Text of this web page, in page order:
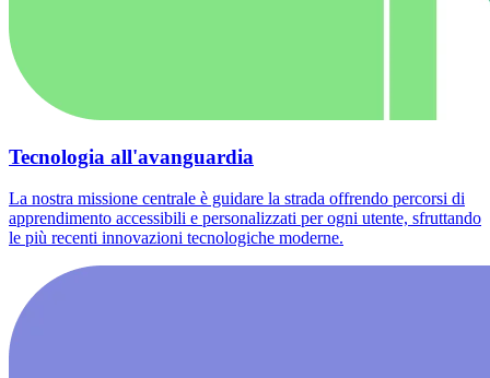
Tecnologia all'avanguardia
La nostra missione centrale è guidare la strada offrendo percorsi di
apprendimento accessibili e personalizzati per ogni utente, sfruttando
le più recenti innovazioni tecnologiche moderne.